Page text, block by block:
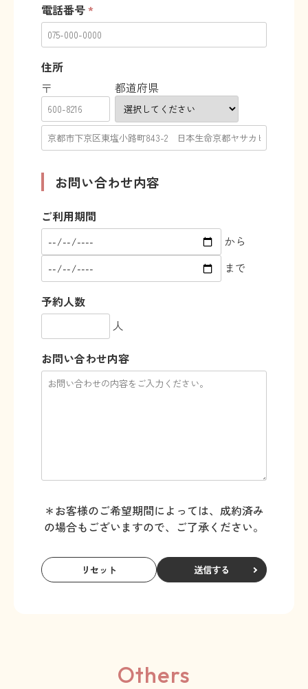
電話番号*
住所
〒
都道府県
お問い合わせ内容
ご利用期間
から
まで
予約人数
人
お問い合わせ内容
＊お客様のご希望期間によっては、成約済み
の場合もございますので、ご了承ください。
送信する
Others